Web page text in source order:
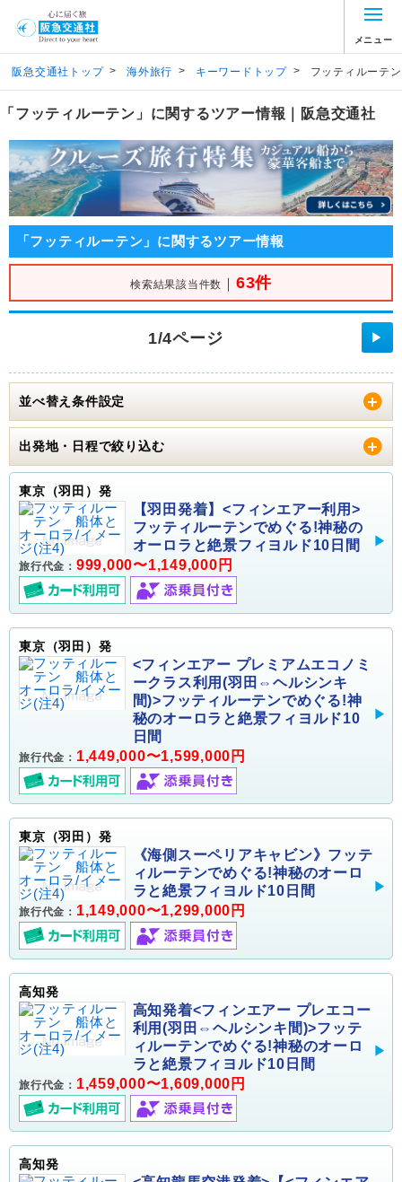
メニュー
阪急交通社トップ > 海外旅行 > キーワードトップ > フッティルーテン
「フッティルーテン」に関するツアー情報｜阪急交通社
「フッティルーテン」に関するツアー情報
検索結果該当件数 63件
1/4ページ ▶
並べ替え条件設定
出発地・日程で絞り込む
東京（羽田）発
【羽田発着】<フィンエアー利用>
フッティルーテンでめぐる!神秘の
オーロラと絶景フィヨルド10日間
旅行代金： 999,000〜1,149,000円
東京（羽田）発
<フィンエアー プレミアムエコノミ
ークラス利用(羽田⇔ヘルシンキ
間)>フッティルーテンでめぐる!神
秘のオーロラと絶景フィヨルド10
日間
旅行代金： 1,449,000〜1,599,000円
東京（羽田）発
《海側スーペリアキャビン》フッテ
ィルーテンでめぐる!神秘のオーロ
ラと絶景フィヨルド10日間
旅行代金： 1,149,000〜1,299,000円
高知発
高知発着<フィンエアー プレエコー
利用(羽田⇔ヘルシンキ間)>フッテ
ィルーテンでめぐる!神秘のオーロ
ラと絶景フィヨルド10日間
旅行代金： 1,459,000〜1,609,000円
高知発